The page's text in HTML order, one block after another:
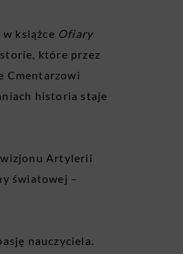
książce Ofiary
które przez
Cmentarzowi
historia staje
Artylerii
światowej –
nauczyciela.